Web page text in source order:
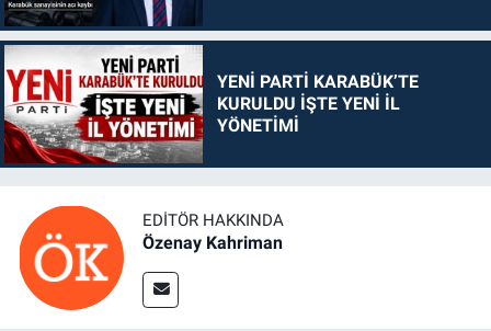
YENİ PARTİ KARABÜK’TE
KURULDU İŞTE YENİ İL
YÖNETİMİ
EDITÖR HAKKINDA
Özenay Kahriman